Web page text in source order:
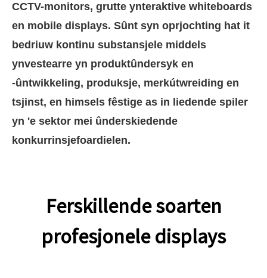
CCTV-monitors, grutte ynteraktive whiteboards
en mobile displays. Sûnt syn oprjochting hat it
bedriuw kontinu substansjele middels
ynvestearre yn produktûndersyk en
-ûntwikkeling, produksje, merkútwreiding en
tsjinst, en himsels fêstige as in liedende spiler
yn 'e sektor mei ûnderskiedende
konkurrinsjefoardielen.
Ferskillende soarten
profesjonele displays